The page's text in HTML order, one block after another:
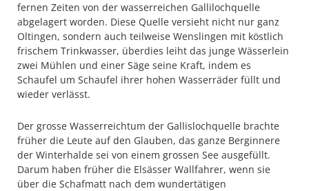
fernen Zeiten von der wasserreichen Gallilochquelle
abgelagert worden. Diese Quelle versieht nicht nur ganz
Oltingen, sondern auch teilweise Wenslingen mit köstlich
frischem Trinkwasser, überdies leiht das junge Wässerlein
zwei Mühlen und einer Säge seine Kraft, indem es
Schaufel um Schaufel ihrer hohen Wasserräder füllt und
wieder verlässt.
Der grosse Wasserreichtum der Gallislochquelle brachte
früher die Leute auf den Glauben, das ganze Berginnere
der Winterhalde sei von einem grossen See ausgefüllt.
Darum haben früher die Elsässer Wallfahrer, wenn sie
über die Schafmatt nach dem wundertätigen